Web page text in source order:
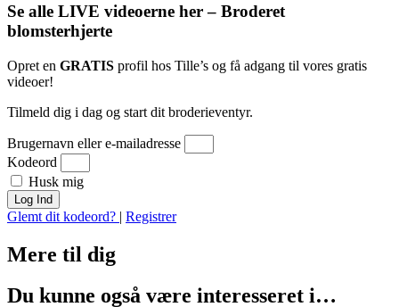
Se alle LIVE videoerne her – Broderet
blomsterhjerte
Opret en GRATIS profil hos Tille’s og få adgang til vores gratis
videoer!
Tilmeld dig i dag og start dit broderieventyr.
Brugernavn eller e-mailadresse
Kodeord
Husk mig
Log Ind
Glemt dit kodeord? | Registrer
Mere til dig
Du kunne også være interesseret i…